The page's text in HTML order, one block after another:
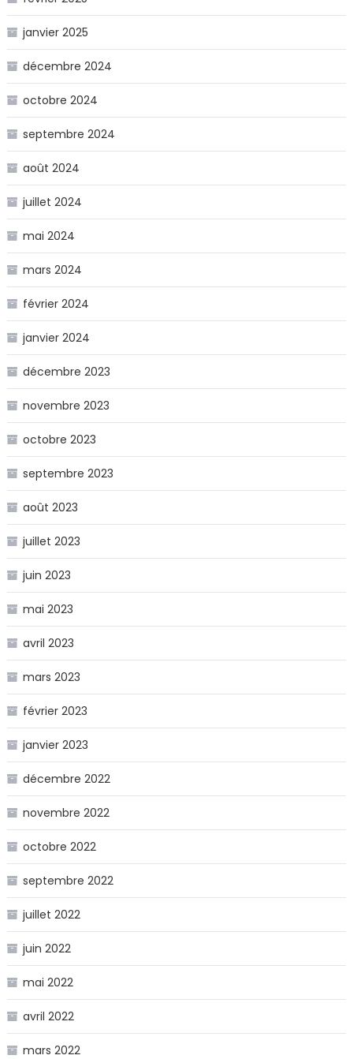
janvier 2025
décembre 2024
octobre 2024
septembre 2024
août 2024
juillet 2024
mai 2024
mars 2024
février 2024
janvier 2024
décembre 2023
novembre 2023
octobre 2023
septembre 2023
août 2023
juillet 2023
juin 2023
mai 2023
avril 2023
mars 2023
février 2023
janvier 2023
décembre 2022
novembre 2022
octobre 2022
septembre 2022
juillet 2022
juin 2022
mai 2022
avril 2022
mars 2022